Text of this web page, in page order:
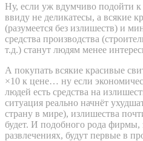
Ну, если уж вдумчиво подойти к
ввиду не деликатесы, а всякие
(разумеется без излишеств) и
средства производства
т.д.) станут людям менее
А покупать всякие красивые
×10 к цене… ну если
людей есть средства на
ситуация реально начнёт
страну в мире), излишества
будет. И подобного рода
развлечениях, будут первые в